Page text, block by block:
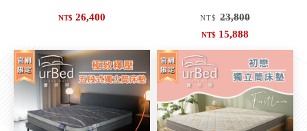
NT$ 26,400 NT$ 23,800
NT$ 15,888
會員輸入折扣碼可減$30元 會員輸入折扣碼可減$30元